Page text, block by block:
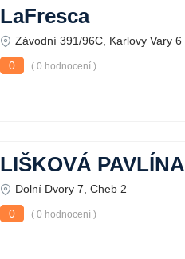
LaFresca
Závodní 391/96C, Karlovy Vary 6
0
( 0 hodnocení )
LIŠKOVÁ PAVLÍNA
Dolní Dvory 7, Cheb 2
0
( 0 hodnocení )